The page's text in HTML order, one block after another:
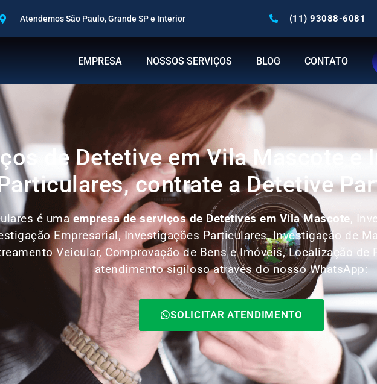
Atendemos São Paulo, Grande SP e Interior (11) 93088-6081
EMPRESA NOSSOS SERVIÇOS BLOG CONTATO
de Detetive em Vila Mascote e
contrate a Detetive
é umaempresa de serviços de Detetives em Vila Mascote,
Empresarial, Investigações Particulares, Investigação de
Veicular, Comprovação de Bens e Imóveis, Localização de
atendimento sigiloso através do nosso WhatsApp:
SOLICITAR ATENDIMENTO